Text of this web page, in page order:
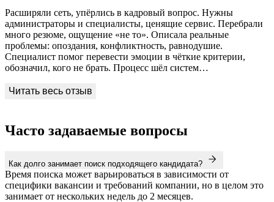
Расширяли сеть, упёрлись в кадровый вопрос. Нужны
администраторы и специалисты, ценящие сервис. Перебрали
много резюме, ощущение «не то». Описала реальные
проблемы: опоздания, конфликтность, равнодушие.
Специалист помог перевести эмоции в чёткие критерии,
обозначил, кого не брать. Процесс шёл систем…
Часто задаваемые вопросы
Как долго занимает поиск подходящего кандидата?
Время поиска может варьироваться в зависимости от
специфики вакансии и требований компании, но в целом это
занимает от нескольких недель до 2 месяцев.